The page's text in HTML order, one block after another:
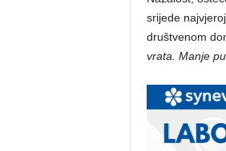
srijede
društvenom
vrata. Manje